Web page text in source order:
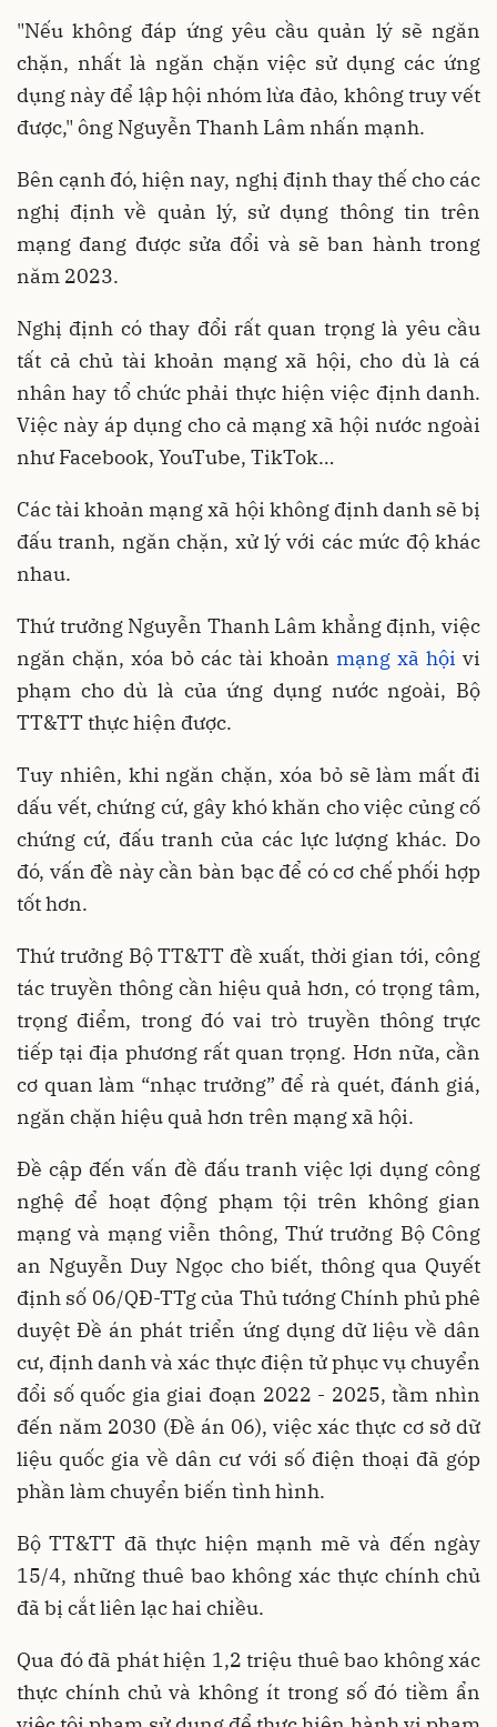
"Nếu không đáp ứng yêu cầu quản lý sẽ ngăn
chặn, nhất là ngăn chặn việc sử dụng các ứng
dụng này để lập hội nhóm lừa đảo, không truy vết
được," ông Nguyễn Thanh Lâm nhấn mạnh.
Bên cạnh đó, hiện nay, nghị định thay thế cho các
nghị định về quản lý, sử dụng thông tin trên
mạng đang được sửa đổi và sẽ ban hành trong
năm 2023.
Nghị định có thay đổi rất quan trọng là yêu cầu
tất cả chủ tài khoản mạng xã hội, cho dù là cá
nhân hay tổ chức phải thực hiện việc định danh.
Việc này áp dụng cho cả mạng xã hội nước ngoài
như Facebook, YouTube, TikTok…
Các tài khoản mạng xã hội không định danh sẽ bị
đấu tranh, ngăn chặn, xử lý với các mức độ khác
nhau.
Thứ trưởng Nguyễn Thanh Lâm khẳng định, việc
ngăn chặn, xóa bỏ các tài khoản mạng xã hội vi
phạm cho dù là của ứng dụng nước ngoài, Bộ
TT&TT thực hiện được.
Tuy nhiên, khi ngăn chặn, xóa bỏ sẽ làm mất đi
dấu vết, chứng cứ, gây khó khăn cho việc củng cố
chứng cứ, đấu tranh của các lực lượng khác. Do
đó, vấn đề này cần bàn bạc để có cơ chế phối hợp
tốt hơn.
Thứ trưởng Bộ TT&TT đề xuất, thời gian tới, công
tác truyền thông cần hiệu quả hơn, có trọng tâm,
trọng điểm, trong đó vai trò truyền thông trực
tiếp tại địa phương rất quan trọng. Hơn nữa, cần
cơ quan làm “nhạc trưởng” để rà quét, đánh giá,
ngăn chặn hiệu quả hơn trên mạng xã hội.
Đề cập đến vấn đề đấu tranh việc lợi dụng công
nghệ để hoạt động phạm tội trên không gian
mạng và mạng viễn thông, Thứ trưởng Bộ Công
an Nguyễn Duy Ngọc cho biết, thông qua Quyết
định số 06/QĐ-TTg của Thủ tướng Chính phủ phê
duyệt Đề án phát triển ứng dụng dữ liệu về dân
cư, định danh và xác thực điện tử phục vụ chuyển
đổi số quốc gia giai đoạn 2022 - 2025, tầm nhìn
đến năm 2030 (Đề án 06), việc xác thực cơ sở dữ
liệu quốc gia về dân cư với số điện thoại đã góp
phần làm chuyển biến tình hình.
Bộ TT&TT đã thực hiện mạnh mẽ và đến ngày
15/4, những thuê bao không xác thực chính chủ
đã bị cắt liên lạc hai chiều.
Qua đó đã phát hiện 1,2 triệu thuê bao không xác
thực chính chủ và không ít trong số đó tiềm ẩn